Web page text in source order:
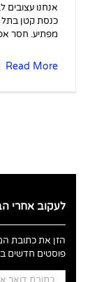
אנחנו
כנסת קטן בתל
מפתיע. חסר
Read More
לעקוב אחרי
הזן את כתובת
פוסטים חדשים
כתובת